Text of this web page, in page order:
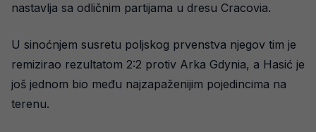
nastavlja sa odličnim partijama u dresu Cracovia.
U sinoćnjem susretu poljskog prvenstva njegov tim je
remizirao rezultatom 2:2 protiv Arka Gdynia, a Hasić je
još jednom bio među najzapaženijim pojedincima na
terenu.